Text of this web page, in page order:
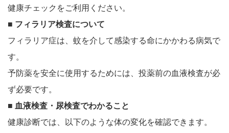
健康チェックをご利用ください。
■ フィラリア検査について
フィラリア症は、蚊を介して感染する命にかかわる病気で
す。
予防薬を安全に使用するためには、投薬前の血液検査が必
ず必要です。
■ 血液検査・尿検査でわかること
健康診断では、以下のような体の変化を確認できます。